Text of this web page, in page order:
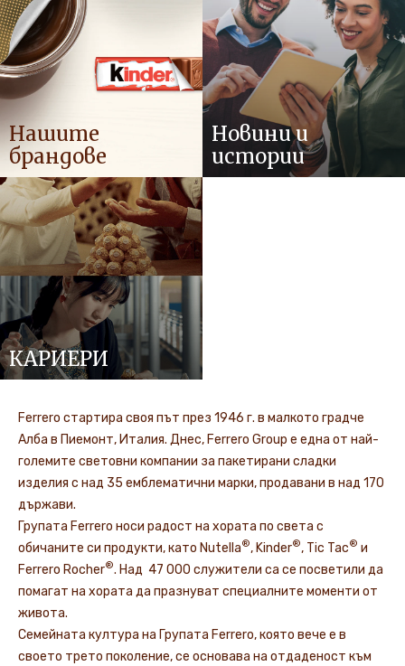
Нашите
брандове
Новини и
истории
КАРИЕРИ
Ferrero стартира своя път през 1946 г. в малкото градче
Алба в Пиемонт, Италия. Днес, Ferrero Group е една от най-
големите световни компании за пакетирани сладки
изделия с над 35 емблематични марки, продавани в над 170
държави.
Групата Ferrero носи радост на хората по света с
обичаните си продукти, като Nutella®, Kinder®, Tic Tac® и
Ferrero Rocher®. Над 47 000 служители са се посветили да
помагат на хората да празнуват специалните моменти от
живота.
Семейната култура на Групата Ferrero, която вече е в
своето трето поколение, се основава на отдаденост към